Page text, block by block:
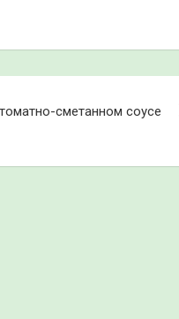
сметанном соусе